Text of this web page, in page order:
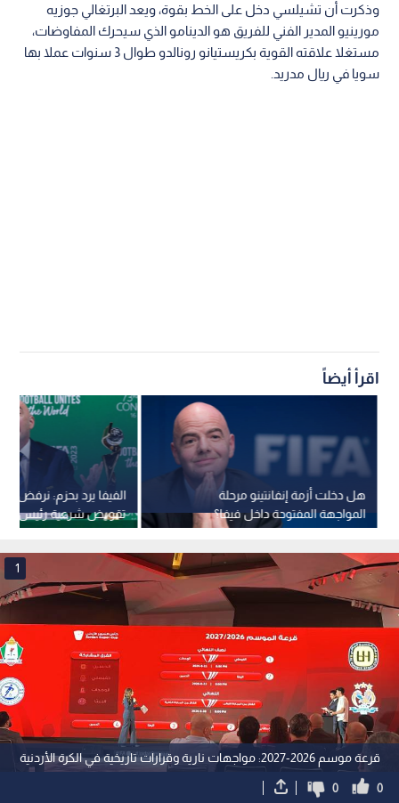
وذكرت أن تشيلسي دخل على الخط بقوة، ويعد البرتغالي جوزيه
مورينيو المدير الفني للفريق هو الدينامو الذي سيحرك المفاوضات،
مستغلا علاقته القوية بكريستيانو رونالدو طوال 3 سنوات عملا بها
سويا في ريال مدريد.
اقرأ أيضاً
الفيفا يرد بحزم: نرفض
تقويض شرعية رئيس
هل دخلت أزمة إنفانتينو مرحلة
المواجهة المفتوحة داخل فيفا؟
قرعة موسم 2026-2027: مواجهات نارية وقرارات تاريخية في الكرة الأردنية
1
0
0